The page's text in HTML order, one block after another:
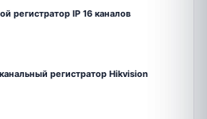
регистратор IP 16 каналов
регистратор Hikvision